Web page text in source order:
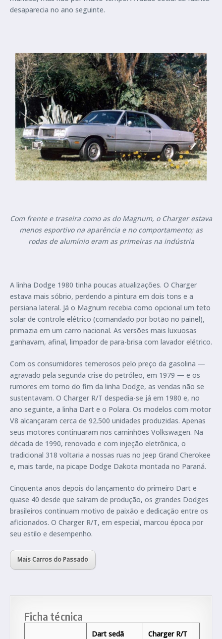
desaparecia no ano seguinte.
Com frente e traseira como as do Magnum, o Charger estava
menos esportivo na aparência e no comportamento; as
rodas de alumínio eram as primeiras na indústria
A linha Dodge 1980 tinha poucas atualizações. O Charger
estava mais sóbrio, perdendo a pintura em dois tons e a
persiana lateral. Já o Magnum recebia como opcional um teto
solar de controle elétrico (comandado por botão no painel),
primazia em um carro nacional. As versões mais luxuosas
ganhavam, afinal, limpador de para-brisa com lavador elétrico.
Com os consumidores temerosos pelo preço da gasolina —
agravado pela segunda crise do petróleo, em 1979 — e os
rumores em torno do fim da linha Dodge, as vendas não se
sustentavam. O Charger R/T despedia-se já em 1980 e, no
ano seguinte, a linha Dart e o Polara. Os modelos com motor
V8 alcançaram cerca de 92.500 unidades produzidas. Apenas
seus motores continuaram nos caminhões Volkswagen. Na
década de 1990, renovado e com injeção eletrônica, o
tradicional 318 voltaria a nossas ruas no Jeep Grand Cherokee
e, mais tarde, na picape Dodge Dakota montada no Paraná.
Cinquenta anos depois do lançamento do primeiro Dart e
quase 40 desde que saíram de produção, os grandes Dodges
brasileiros continuam motivo de paixão e dedicação entre os
aficionados. O Charger R/T, em especial, marcou época por
seu estilo e desempenho.
Mais Carros do Passado
Ficha técnica
Dart sedã
Charger R/T